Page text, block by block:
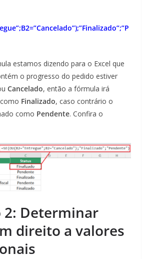
estamos dizendo para o Excel que
o progresso do pedido estiver
Cancelado, então a fórmula irá
Finalizado, caso contrário o
como Pendente. Confira o
2: Determinar
direito a valores